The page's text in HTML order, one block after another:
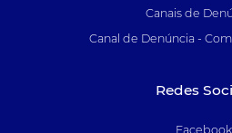
Canais de
Canal de Denúncia -
Redes
Facebook